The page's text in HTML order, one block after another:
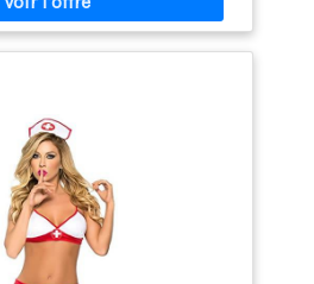
un look époustouflant. 💗
déguisement Halloween nurse
les fêtes d'Halloween ou les
💗[Dévoilez votre charme] Ces
d'Halloween uniques et
parfaitement votre tenue,
et feront de vous le centre
Que ce soit pour
un rendez-vous galant ou
de cosplay infirmière set